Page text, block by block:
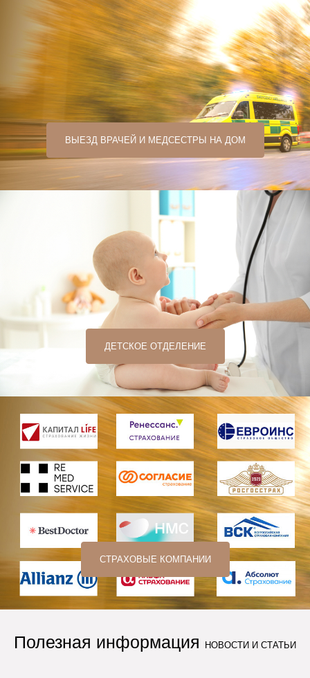
ВЫЕЗД ВРАЧЕЙ И МЕДСЕСТРЫ НА ДОМ
ДЕТСКОЕ ОТДЕЛЕНИЕ
СТРАХОВЫЕ КОМПАНИИ
Полезная информация НОВОСТИ И СТАТЬИ